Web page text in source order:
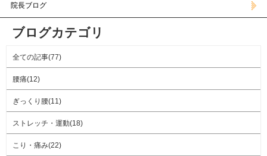
院長ブログ
ブログカテゴリ
全ての記事(77)
腰痛(12)
ぎっくり腰(11)
ストレッチ・運動(18)
こり・痛み(22)